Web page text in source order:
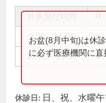
9:00～11:30 ●
18:00～19:30 ●
お盆(8月中旬)は休
に必ず医療機関に直
休診日: 日、祝、水曜